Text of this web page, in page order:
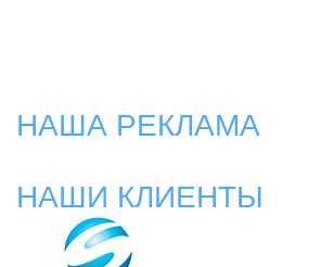
НАША РЕКЛАМА
НАШИ КЛИЕНТЫ